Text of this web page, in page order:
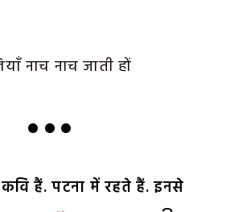
नाच नाच जाती हों
•••
हैं. पटना में रहते हैं. इनसे